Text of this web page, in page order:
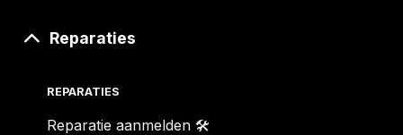
Reparaties
REPARATIES
Reparatie aanmelden 🛠️